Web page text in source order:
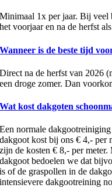
Minimaal 1x per jaar. Bij veel
het voorjaar en na de herfst
Wanneer is de beste tijd
Direct na de herfst van 2026
een droge zomer. Dan
Wat kost dakgoten
Een normale
dakgoot kost bij ons € 4,- per
zijn de kosten € 8,- per
dakgoot bedoelen we dat
is of de graspollen in de
intensievere dakgootreining